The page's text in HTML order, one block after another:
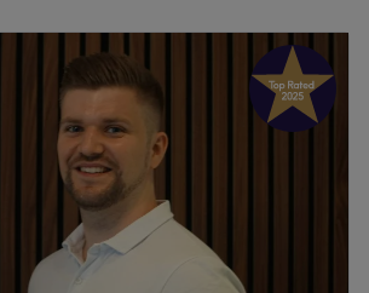
20:00
20:00
–20:00
20:00
Haut zaubert dir das professionelle
Beauty Bonn. Hier kannst du dich